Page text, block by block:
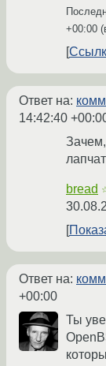
+00:00
Ответ на:
14:42:40
bread
Ответ на:
+00:00
Ты